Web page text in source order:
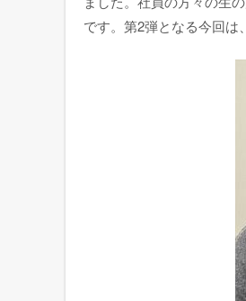
です。第2弾となる今回は